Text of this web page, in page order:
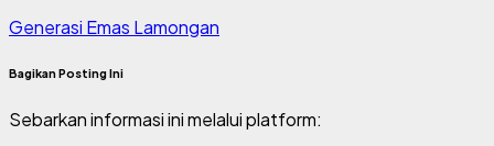
Generasi Emas Lamongan
Bagikan Posting Ini
Sebarkan informasi ini melalui platform: